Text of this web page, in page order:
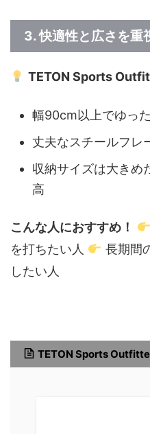
3. 快適性と広さを重
TETON Sports
幅90cm以上でゆっ
丈夫なスチールフレ
収納サイズは大きめ
高
こんな人におすすめ！
を打ちたい人
長期間
したい人
TETON Sports